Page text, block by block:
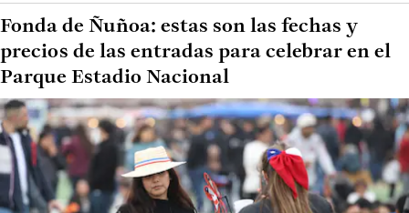
Fonda de Ñuñoa: estas son las fechas y
precios de las entradas para celebrar en el
Parque Estadio Nacional